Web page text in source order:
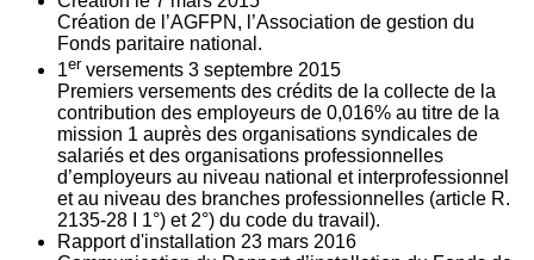
Création de l’AGFPN, l’Association de gestion du
Fonds paritaire national.
1er versements 3 septembre 2015
Premiers versements des crédits de la collecte de la
contribution des employeurs de 0,016% au titre de la
mission 1 auprès des organisations syndicales de
salariés et des organisations professionnelles
d’employeurs au niveau national et interprofessionnel
et au niveau des branches professionnelles (article R.
2135‐28 I 1°) et 2°) du code du travail).
Rapport d'installation 23 mars 2016